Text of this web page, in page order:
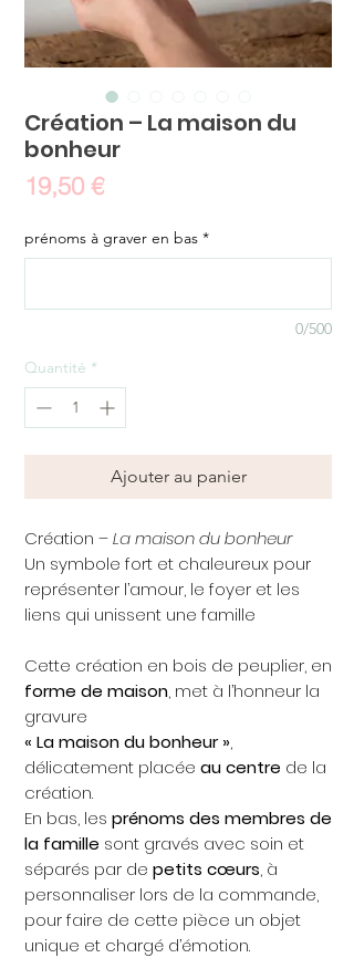
Création – La maison du
bonheur
19,50 €Prix
prénoms à graver en bas *
0/500
Quantité *
Ajouter au panier
Création –La maison du bonheur
Un symbole fort et chaleureux pour
représenter l’amour, le foyer et les
liens qui unissent une famille
Cette création en bois de peuplier, en
forme de maison, met à l’honneur la
gravure
« La maison du bonheur »,
délicatement placée au centre de la
création.
En bas, les prénoms des membres de
la famille sont gravés avec soin et
séparés par de petits cœurs, à
personnaliser lors de la commande,
pour faire de cette pièce un objet
unique et chargé d’émotion.